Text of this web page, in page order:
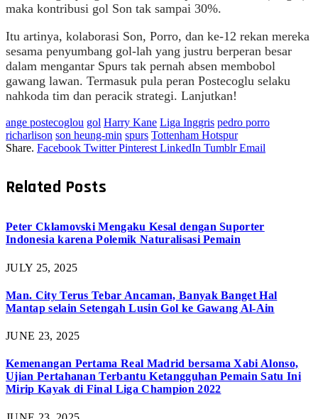
maka kontribusi gol Son tak sampai 30%.
Itu artinya, kolaborasi Son, Porro, dan ke-12 rekan mereka
sesama penyumbang gol-lah yang justru berperan besar
dalam mengantar Spurs tak pernah absen membobol
gawang lawan. Termasuk pula peran Postecoglu selaku
nahkoda tim dan peracik strategi. Lanjutkan!
ange postecoglou gol Harry Kane Liga Inggris pedro porro
richarlison son heung-min spurs Tottenham Hotspur
Share. Facebook Twitter Pinterest LinkedIn Tumblr Email
Related Posts
Peter Cklamovski Mengaku Kesal dengan Suporter
Indonesia karena Polemik Naturalisasi Pemain
JULY 25, 2025
Man. City Terus Tebar Ancaman, Banyak Banget Hal
Mantap selain Setengah Lusin Gol ke Gawang Al-Ain
JUNE 23, 2025
Kemenangan Pertama Real Madrid bersama Xabi Alonso,
Ujian Pertahanan Terbantu Ketangguhan Pemain Satu Ini
Mirip Kayak di Final Liga Champion 2022